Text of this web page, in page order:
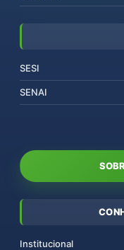
SESI
SENAI
Institucional